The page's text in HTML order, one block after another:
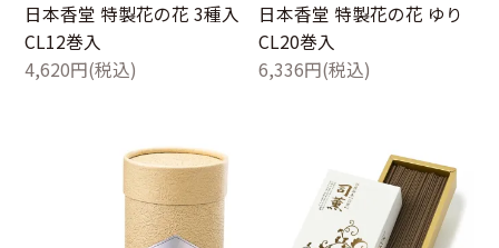
日本香堂 特製花の花 3種入
CL12巻入
4,620円(税込)
日本香堂 特製花の花 ゆり
CL20巻入
6,336円(税込)